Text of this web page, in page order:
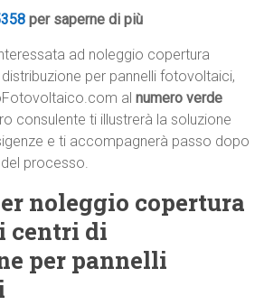
per saperne di più
ad noleggio copertura
per pannelli fotovoltaici,
alnumero verde
consulente ti illustrerà la soluzione
e ti accompagnerà passo dopo
processo.
noleggio copertura
centri di
per pannelli